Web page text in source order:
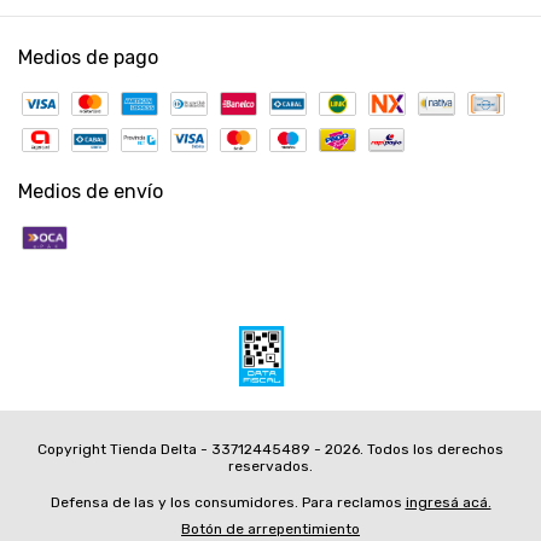
Medios de pago
Medios de envío
Copyright Tienda Delta - 33712445489 - 2026. Todos los derechos
reservados.
Defensa de las y los consumidores. Para reclamos ingresá acá.
Botón de arrepentimiento